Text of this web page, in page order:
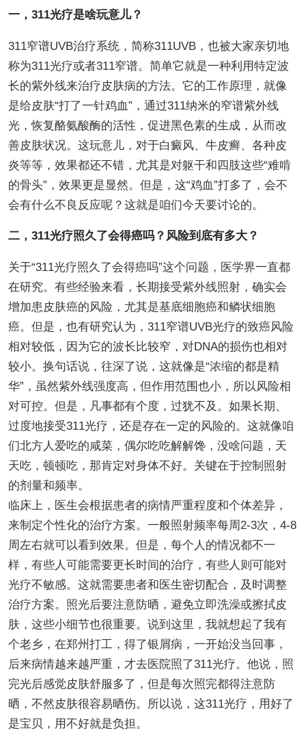
一，311光疗是啥玩意儿？
311窄谱UVB治疗系统，简称311UVB，也被大家亲切地
称为311光疗或者311窄谱。简单它就是一种利用特定波
长的紫外线来治疗皮肤病的方法。它的工作原理，就像
是给皮肤“打了一针鸡血”，通过311纳米的窄谱紫外线
光，恢复酪氨酸酶的活性，促进黑色素的生成，从而改
善皮肤状况。这玩意儿，对于白癜风、牛皮癣、各种皮
炎等等，效果都还不错，尤其是对躯干和四肢这些“难啃
的骨头”，效果更是显然。但是，这“鸡血”打多了，会不
会有什么不良反应呢？这就是咱们今天要讨论的。
二，311光疗照久了会得癌吗？风险到底有多大？
关于“311光疗照久了会得癌吗”这个问题，医学界一直都
在研究。有些经验来看，长期接受紫外线照射，确实会
增加患皮肤癌的风险，尤其是基底细胞癌和鳞状细胞
癌。但是，也有研究认为，311窄谱UVB光疗的致癌风险
相对较低，因为它的波长比较窄，对DNA的损伤也相对
较小。换句话说，往深了说，这就像是“浓缩的都是精
华”，虽然紫外线强度高，但作用范围也小，所以风险相
对可控。但是，凡事都有个度，过犹不及。如果长期、
过度地接受311光疗，还是存在一定的风险的。这就像咱
们北方人爱吃的咸菜，偶尔吃吃解解馋，没啥问题，天
天吃，顿顿吃，那肯定对身体不好。关键在于控制照射
的剂量和频率。
临床上，医生会根据患者的病情严重程度和个体差异，
来制定个性化的治疗方案。一般照射频率每周2-3次，4-8
周左右就可以看到效果。但是，每个人的情况都不一
样，有些人可能需要更长时间的治疗，有些人则可能对
光疗不敏感。这就需要患者和医生密切配合，及时调整
治疗方案。照光后要注意防晒，避免立即洗澡或擦拭皮
肤，这些小细节也很重要。说到这里，我就想起了我有
个老乡，在郑州打工，得了银屑病，一开始没当回事，
后来病情越来越严重，才去医院照了311光疗。他说，照
完光后感觉皮肤舒服多了，但是每次照完都得注意防
晒，不然皮肤很容易晒伤。所以说，这311光疗，用好了
是宝贝，用不好就是负担。